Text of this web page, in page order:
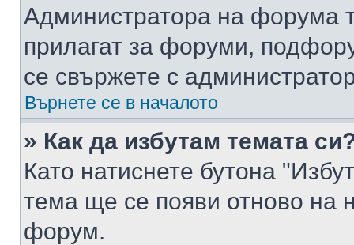
Администратора на форума
прилагат за форуми,
се свържете с
Върнете се в началото
» Как да избутам темата
Като натиснете бутона
тема ще се появи отново на
форум.